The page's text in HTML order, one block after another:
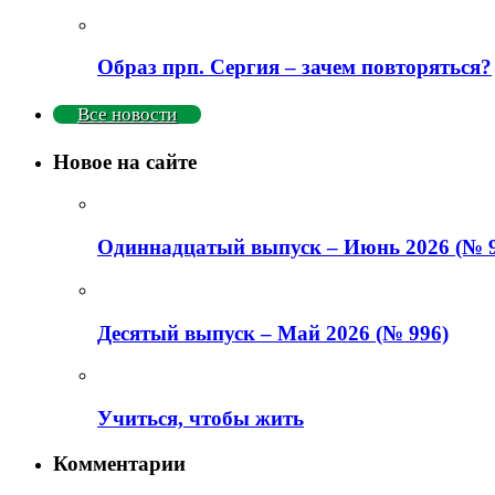
Образ прп. Сергия – зачем повторяться?
Все новости
Новое на сайте
Одиннадцатый выпуск – Июнь 2026 (№
Деcятый выпуск – Май 2026 (№ 996)
Учиться, чтобы жить
Комментарии